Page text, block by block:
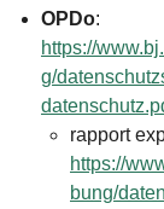
OPDo:
https://
g/
rapport
https://
bung/